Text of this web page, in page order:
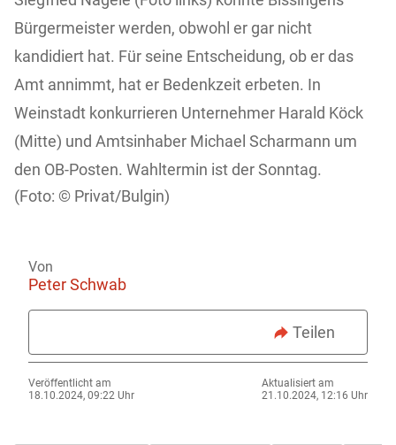
Bürgermeister werden, obwohl er gar nicht
kandidiert hat. Für seine Entscheidung, ob er das
Amt annimmt, hat er Bedenkzeit erbeten. In
Weinstadt konkurrieren Unternehmer Harald Köck
(Mitte) und Amtsinhaber Michael Scharmann um
den OB-Posten. Wahltermin ist der Sonntag.
Privat/Bulgin)
Von
Peter Schwab
Teilen
Veröffentlicht am
18.10.2024, 09:22 Uhr
Aktualisiert am
21.10.2024, 12:16 Uhr